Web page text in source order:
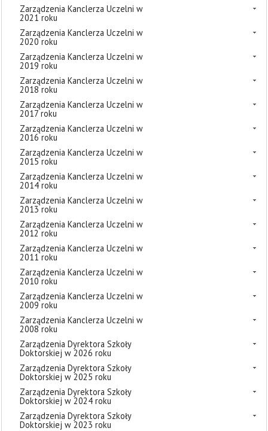
Zarządzenia Kanclerza Uczelni w
2021 roku
Zarządzenia Kanclerza Uczelni w
2020 roku
Zarządzenia Kanclerza Uczelni w
2019 roku
Zarządzenia Kanclerza Uczelni w
2018 roku
Zarządzenia Kanclerza Uczelni w
2017 roku
Zarządzenia Kanclerza Uczelni w
2016 roku
Zarządzenia Kanclerza Uczelni w
2015 roku
Zarządzenia Kanclerza Uczelni w
2014 roku
Zarządzenia Kanclerza Uczelni w
2013 roku
Zarządzenia Kanclerza Uczelni w
2012 roku
Zarządzenia Kanclerza Uczelni w
2011 roku
Zarządzenia Kanclerza Uczelni w
2010 roku
Zarządzenia Kanclerza Uczelni w
2009 roku
Zarządzenia Kanclerza Uczelni w
2008 roku
Zarządzenia Dyrektora Szkoły
Doktorskiej w 2026 roku
Zarządzenia Dyrektora Szkoły
Doktorskiej w 2025 roku
Zarządzenia Dyrektora Szkoły
Doktorskiej w 2024 roku
Zarządzenia Dyrektora Szkoły
Doktorskiej w 2023 roku